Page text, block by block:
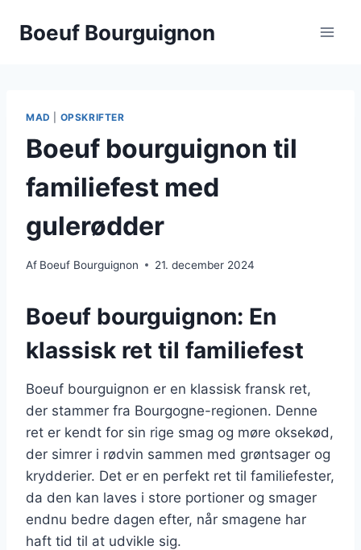
Boeuf Bourguignon
MAD OPSKRIFTER
Boeuf bourguignon til
familiefest med
gulerødder
Af Boeuf Bourguignon 21. december 2024
Boeuf bourguignon: En
klassisk ret til familiefest
Boeuf bourguignon er en klassisk fransk ret,
der stammer fra Bourgogne-regionen. Denne
ret er kendt for sin rige smag og møre oksekød,
der simrer i rødvin sammen med grøntsager og
krydderier. Det er en perfekt ret til familiefester,
da den kan laves i store portioner og smager
endnu bedre dagen efter, når smagene har
haft tid til at udvikle sig.